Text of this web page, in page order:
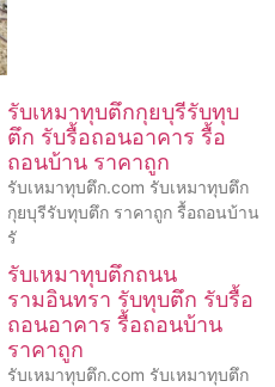
รับเหมาทุบตึกกุยบุรีรับทุบ
ตึก รับรื้อถอนอาคาร รื้อ
ถอนบ้าน ราคาถูก
รับเหมาทุบตึก.com รับเหมาทุบตึก
กุยบุรีรับทุบตึก ราคาถูก รื้อถอนบ้าน
รั
รับเหมาทุบตึกถนน
รามอินทรา รับทุบตึก รับรื้อ
ถอนอาคาร รื้อถอนบ้าน
ราคาถูก
รับเหมาทุบตึก.com รับเหมาทุบตึก